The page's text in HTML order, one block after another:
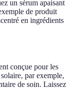
un sérum apaisant
de produit
en ingrédients
conçue pour les
par exemple,
de soin. Laissez